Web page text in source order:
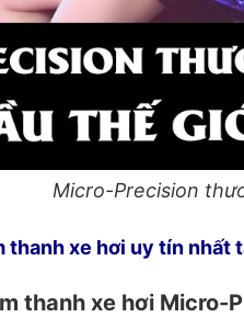
Micro-Precision
thanh xe hơi uy tín nhất
thanh xe hơi Micro-